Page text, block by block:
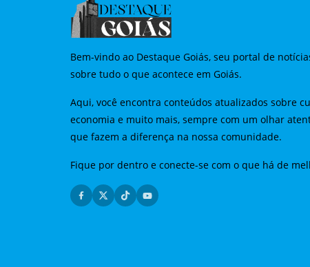
Bem-vindo ao Destaque Goiás, seu portal de
sobre tudo o que acontece em Goiás.
Aqui, você encontra conteúdos atualizados sobre
economia e muito mais, sempre com um olhar
que fazem a diferença na nossa comunidade.
Fique por dentro e conecte-se com o que há de